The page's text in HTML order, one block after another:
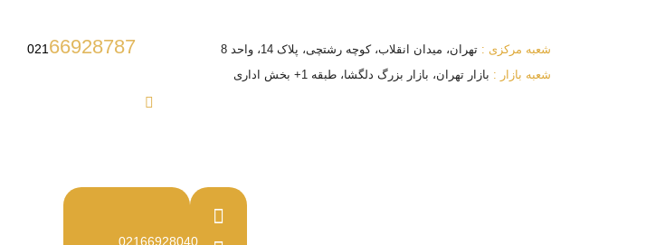
شعبه مرکزی : تهران، میدان انقلاب، کوچه رشتچی، پلاک 14، واحد 8
شعبه بازار : بازار تهران، بازار بزرگ دلگشا، طبقه 1+ بخش اداری
021 66928787
02166928040